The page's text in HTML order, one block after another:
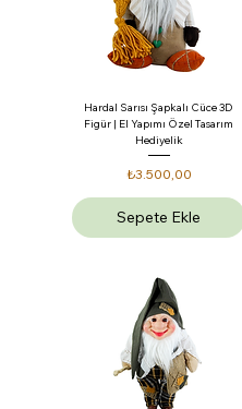
Hardal Sarısı Şapkalı Cüce 3D
Figür | El Yapımı Özel Tasarım
Hediyelik
Fiyat
₺3.500,00
Sepete Ekle